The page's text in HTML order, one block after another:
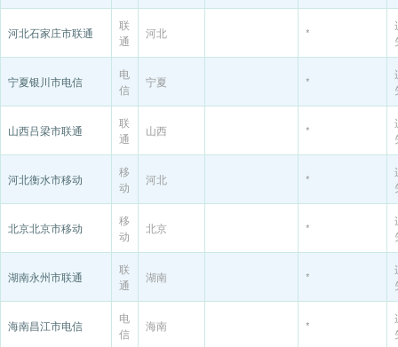
河北石家庄市联通
联
通
河北 *
宁夏银川市电信
电
信
宁夏 *
山西吕梁市联通
联
通
山西 *
河北衡水市移动
移
动
河北 *
北京北京市移动
移
动
北京 *
湖南永州市联通
联
通
湖南 *
海南昌江市电信
电
信
海南 *